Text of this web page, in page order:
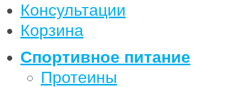
Консультации
Корзина
Спортивное питание
Протеины